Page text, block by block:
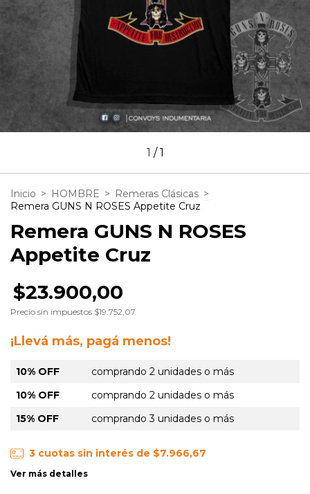
1 /1
Inicio > HOMBRE > Remeras Clásicas >
Remera GUNS N ROSES Appetite Cruz
Remera GUNS N ROSES
Appetite Cruz
$23.900,00
Precio sin impuestos $19.752,07
¡Llevá más, pagá menos!
10% OFF
comprando 2 unidades o más
10% OFF
comprando 2 unidades o más
15% OFF
comprando 3 unidades o más
3 cuotas sin interés de $7.966,67
Ver más detalles